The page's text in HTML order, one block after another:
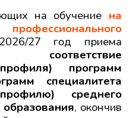
на обучение на
6/27 год приема
соответствие
программ
специалитета
среднего
, окончив